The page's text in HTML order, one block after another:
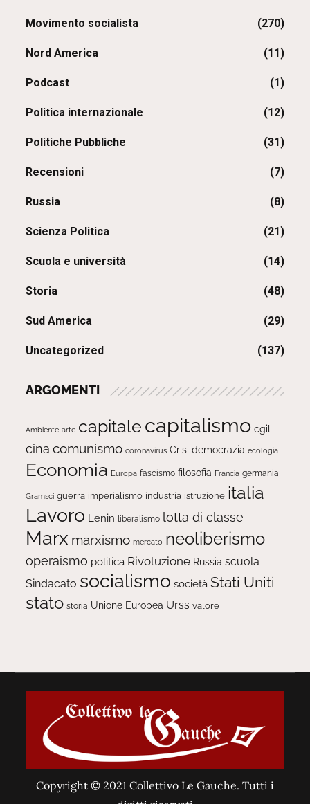
Movimento socialista (270)
Nord America (11)
Podcast (1)
Politica internazionale (12)
Politiche Pubbliche (31)
Recensioni (7)
Russia (8)
Scienza Politica (21)
Scuola e università (14)
Storia (48)
Sud America (29)
Uncategorized (137)
ARGOMENTI
Ambiente arte capitale capitalismo cgil
cina comunismo coronavirus Crisi democrazia ecologia
Economia Europa fascismo filosofia Francia germania
Gramsci guerra imperialismo industria istruzione italia
Lavoro Lenin liberalismo lotta di classe
Marx marxismo mercato neoliberismo
operaismo politica Rivoluzione Russia scuola
Sindacato socialismo società Stati Uniti
stato storia Unione Europea Urss valore
Copyright © 2021 Collettivo Le Gauche. Tutti i